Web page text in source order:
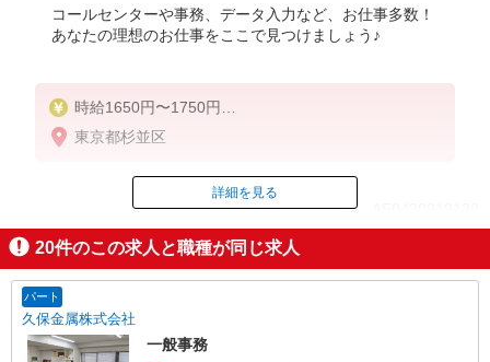
コールセンターや事務、データ入力など、お仕事多数！
あなたの理想のお仕事をここで見つけましょう♪
時給1650円〜1750円
※経験・能力による
東京都杉並区
ID：AE0430919132
掲載期間終了
詳細を見る
20件のこの求人と職種が同じ求人
パート
久保金属株式会社
一般事務